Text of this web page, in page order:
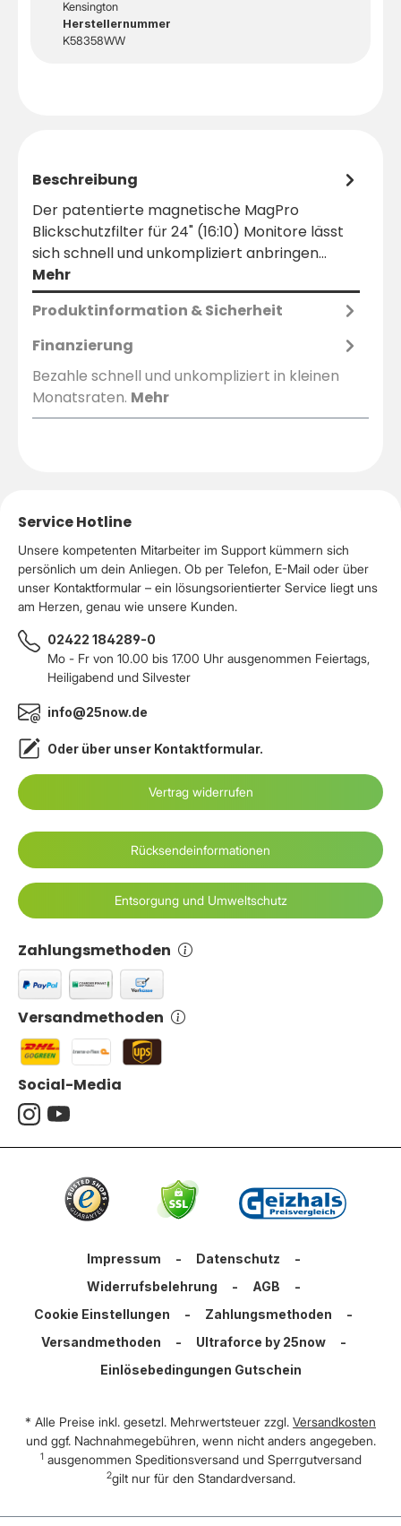
Kensington
Herstellernummer
K58358WW
Beschreibung
Der patentierte magnetische MagPro
Blickschutzfilter für 24" (16:10) Monitore lässt
sich schnell und unkompliziert anbringen…
Mehr
Produktinformation & Sicherheit
Finanzierung
Bezahle schnell und unkompliziert in kleinen
Monatsraten. Mehr
Service Hotline
Unsere kompetenten Mitarbeiter im Support kümmern sich
persönlich um dein Anliegen. Ob per Telefon, E-Mail oder über
unser Kontaktformular – ein lösungsorientierter Service liegt uns
am Herzen, genau wie unsere Kunden.
02422 184289-0
Mo - Fr von 10.00 bis 17.00 Uhr ausgenommen Feiertags,
Heiligabend und Silvester
info@25now.de
Oder über unser Kontaktformular.
Vertrag widerrufen
Zahlungsmethoden
Versandmethoden
Rücksendeinformationen
Entsorgung und Umweltschutz
Social-Media
Impressum - Datenschutz
-
Widerrufsbelehrung
- AGB
-
Cookie Einstellungen
- Zahlungsmethoden
-
Versandmethoden
- Ultraforce by 25now
-
Einlösebedingungen Gutschein
* Alle Preise inkl. gesetzl. Mehrwertsteuer zzgl. Versandkosten
und ggf. Nachnahmegebühren, wenn nicht anders angegeben.
1 ausgenommen Speditionsversand und Sperrgutversand
2gilt nur für den Standardversand.